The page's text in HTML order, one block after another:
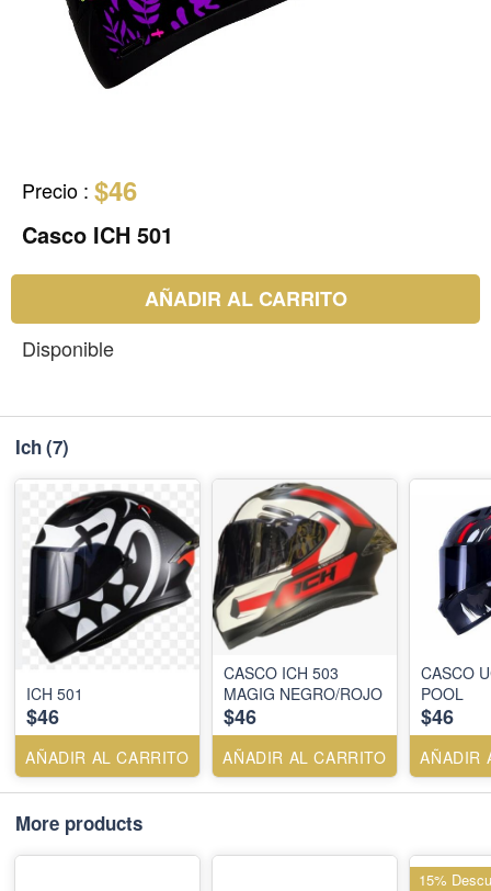
Precio : $46
Casco ICH 501
AÑADIR AL CARRITO
Disponible
Ich(7)
ICH 501
$46
AÑADIR AL CARRITO
CASCO ICH 503
MAGIG NEGRO/ROJO
$46
AÑADIR AL CARRITO
CASCO
POOL
$46
AÑADIR
More products
15%